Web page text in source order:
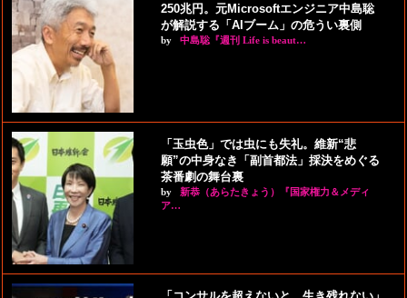
250兆円。元Microsoftエンジニア中島聡
が解説する「AIブーム」の危うい裏側
by 中島聡『週刊 Life is beaut…
「玉虫色」では虫にも失礼。維新“悲
願”の中身なき「副首都法」採決をめぐる
茶番劇の舞台裏
by
新恭（あらたきょう）『国家権力＆メディ
ア…